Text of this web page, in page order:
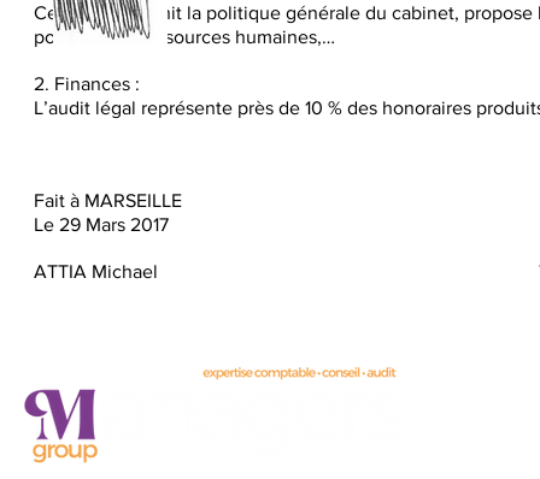
Ce conseil définit la politique générale du cabinet,
politique de ressources humaines,…
2. Finances :
L’audit légal représente près de 10 % des honoraires
Fait à MARSEILLE
Le 29 Mars 2017
ATTIA Michael